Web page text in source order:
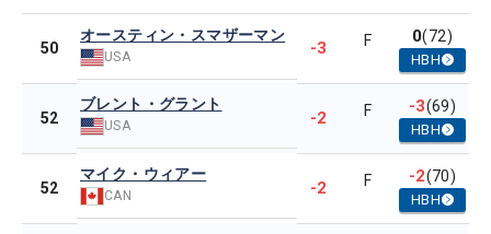
50
オースティン・スマザーマン
USA -3 F 0(72)
HBH
52
ブレント・グラント
USA -2 F -3(69)
HBH
52
マイク・ウィアー
CAN -2 F -2(70)
HBH